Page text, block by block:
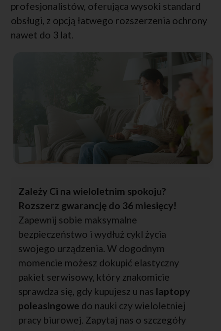
profesjonalistów, oferująca wysoki standard
obsługi, z opcją łatwego rozszerzenia ochrony
nawet do 3 lat.
Zależy Ci na wieloletnim spokoju?
Rozszerz gwarancję do 36 miesięcy!
Zapewnij sobie maksymalne
bezpieczeństwo i wydłuż cykl życia
swojego urządzenia. W dogodnym
momencie możesz dokupić elastyczny
pakiet serwisowy, który znakomicie
sprawdza się, gdy kupujesz u nas laptopy
poleasingowe do nauki czy wieloletniej
pracy biurowej. Zapytaj nas o szczegóły